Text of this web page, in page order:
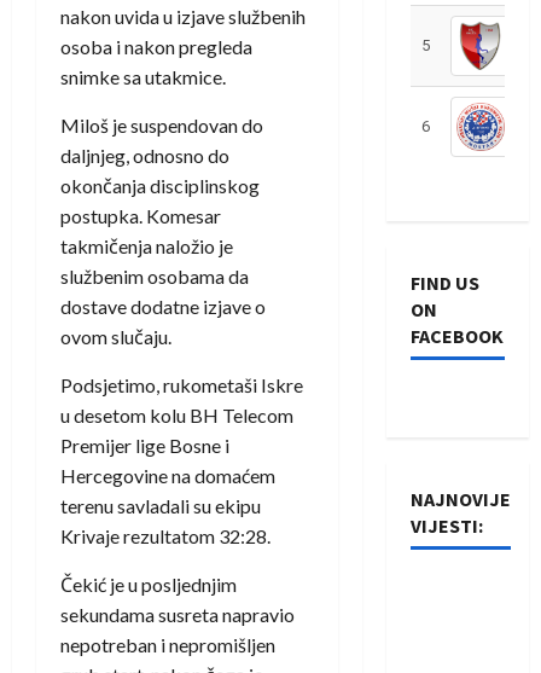
nakon uvida u izjave službenih
osoba i nakon pregleda
snimke sa utakmice.
Miloš je suspendovan do
daljnjeg, odnosno do
okončanja disciplinskog
postupka. Komesar
takmičenja naložio je
službenim osobama da
dostave dodatne izjave o
ovom slučaju.
Podsjetimo, rukometaši Iskre
u desetom kolu BH Telecom
Premijer lige Bosne i
Hercegovine na domaćem
terenu savladali su ekipu
Krivaje rezultatom 32:28.
Čekić je u posljednjim
sekundama susreta napravio
nepotreban i nepromišljen
5
6
FIND US
ON
FACEBOOK
NAJNOVIJE
VIJESTI: